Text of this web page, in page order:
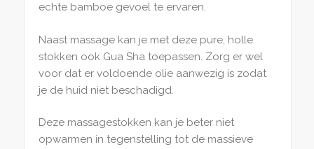
echte bamboe gevoel te ervaren.
Naast massage kan je met deze pure, holle
stokken ook Gua Sha toepassen. Zorg er wel
voor dat er voldoende olie aanwezig is zodat
je de huid niet beschadigd.
Deze massagestokken kan je beter niet
opwarmen in tegenstelling tot de massieve